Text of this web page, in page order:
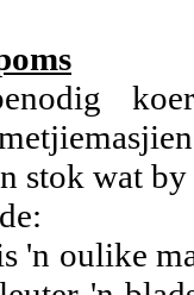
stok wat
'n oulike